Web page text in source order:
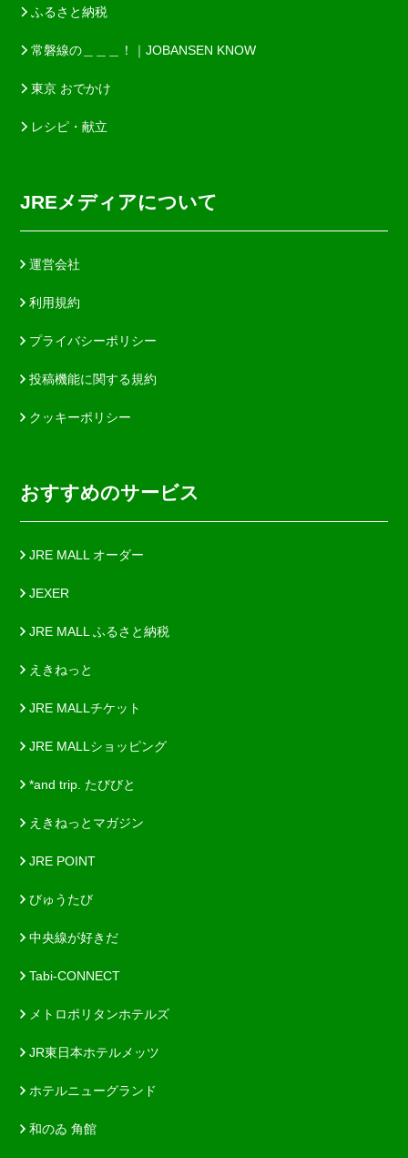
ふるさと納税
常磐線の＿＿＿！｜JOBANSEN KNOW
東京 おでかけ
レシピ・献立
JREメディアについて
運営会社
利用規約
プライバシーポリシー
投稿機能に関する規約
クッキーポリシー
おすすめのサービス
JRE MALL オーダー
JEXER
JRE MALL ふるさと納税
えきねっと
JRE MALLチケット
JRE MALLショッピング
*and trip. たびびと
えきねっとマガジン
JRE POINT
びゅうたび
中央線が好きだ
Tabi-CONNECT
メトロポリタンホテルズ
JR東日本ホテルメッツ
ホテルニューグランド
和のゐ 角館